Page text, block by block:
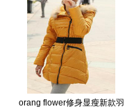
orang flower修身显瘦新款羽